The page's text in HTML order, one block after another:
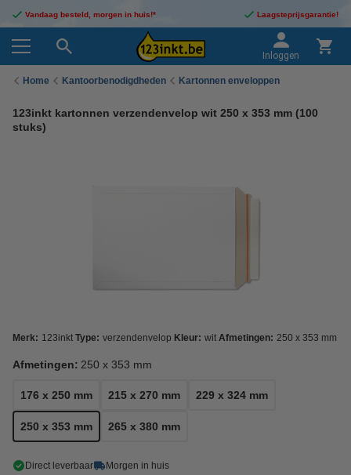
Vandaag besteld, morgen in huis!* Laagsteprijsgarantie!
Inloggen
Home Kantoorbenodigdheden Kartonnen enveloppen
123inkt kartonnen verzendenvelop wit 250 x 353 mm (100
stuks)
Merk: 123inkt Type: verzendenvelop Kleur: wit Afmetingen: 250 x 353 mm
Afmetingen: 250 x 353 mm
176 x 250 mm 215 x 270 mm 229 x 324 mm
250 x 353 mm 265 x 380 mm
Direct leverbaar Morgen in huis